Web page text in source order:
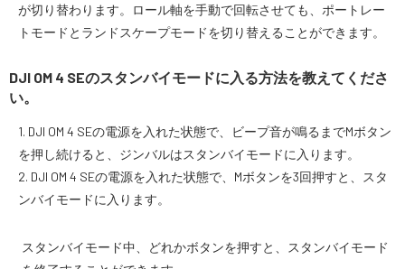
が切り替わります。ロール軸を手動で回転させても、ポートレー
トモードとランドスケープモードを切り替えることができます。
DJI OM 4 SEのスタンバイモードに入る方法を教えてくださ
い。
1. DJI OM 4 SEの電源を入れた状態で、ビープ音が鳴るまでMボタン
を押し続けると、ジンバルはスタンバイモードに入ります。
2. DJI OM 4 SEの電源を入れた状態で、Mボタンを3回押すと、スタ
ンバイモードに入ります。
スタンバイモード中、どれかボタンを押すと、スタンバイモード